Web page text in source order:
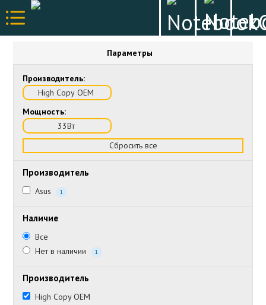
Параметры
Производитель:
High Copy OEM
Мощность:
33Вт
Сбросить все
Производитель
Asus 1
Наличие
Все
Нет в наличии
1
Производитель
High Copy OEM